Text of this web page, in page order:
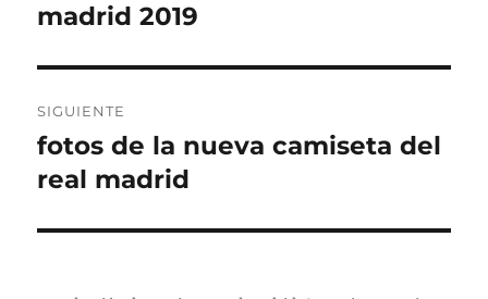
entradas
anterior:
madrid 2019
SIGUIENTE
Entrada
siguiente:
fotos de la nueva camiseta del
real madrid